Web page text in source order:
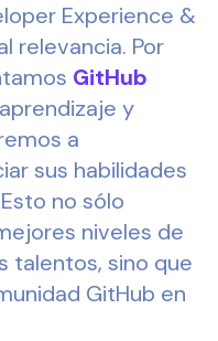
Experience &
relevancia. Por
GitHub
y
a
sus habilidades
no sólo
niveles de
talentos, sino que
GitHub en